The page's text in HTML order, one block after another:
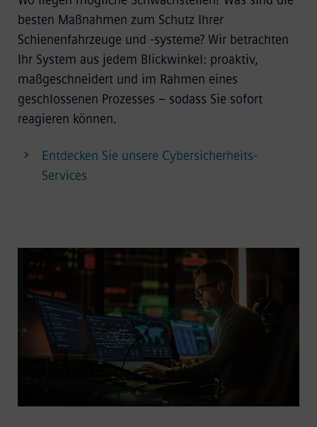
besten Maßnahmen zum Schutz Ihrer
Schienenfahrzeuge und -systeme? Wir betrachten
Ihr System aus jedem Blickwinkel: proaktiv,
maßgeschneidert und im Rahmen eines
geschlossenen Prozesses – sodass Sie sofort
reagieren können.
Entdecken Sie unsere Cybersicherheits-
Services